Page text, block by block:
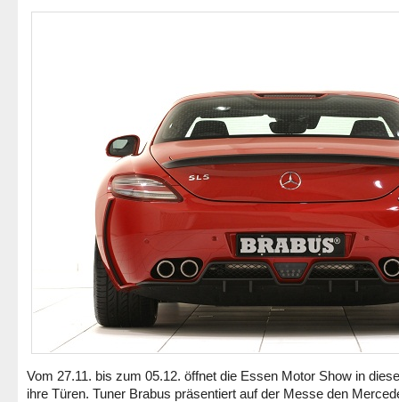
Vom 27.11. bis zum 05.12. öffnet die Essen Motor Show in
ihre Türen. Tuner Brabus präsentiert auf der Messe den